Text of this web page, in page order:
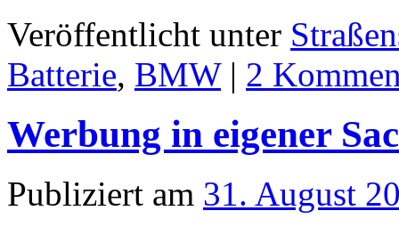
Veröffentlicht unter
Batterie, BMW | 2
Werbung in eigener
Publiziert am 31. August